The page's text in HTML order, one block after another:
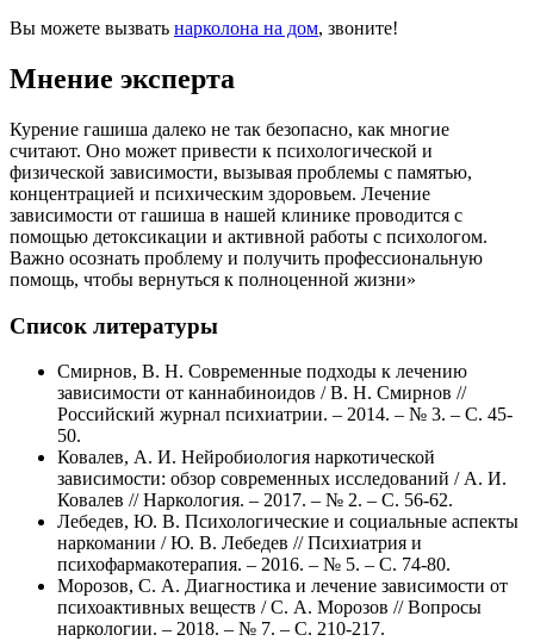
Вы можете вызвать нарколона на дом, звоните!
Мнение эксперта
Курение гашиша далеко не так безопасно, как многие
считают. Оно может привести к психологической и
физической зависимости, вызывая проблемы с памятью,
концентрацией и психическим здоровьем. Лечение
зависимости от гашиша в нашей клинике проводится с
помощью детоксикации и активной работы с психологом.
Важно осознать проблему и получить профессиональную
помощь, чтобы вернуться к полноценной жизни»
Список литературы
Смирнов, В. Н. Современные подходы к лечению
зависимости от каннабиноидов / В. Н. Смирнов //
Российский журнал психиатрии. – 2014. – № 3. – С. 45-
50.
Ковалев, А. И. Нейробиология наркотической
зависимости: обзор современных исследований / А. И.
Ковалев // Наркология. – 2017. – № 2. – С. 56-62.
Лебедев, Ю. В. Психологические и социальные аспекты
наркомании / Ю. В. Лебедев // Психиатрия и
психофармакотерапия. – 2016. – № 5. – С. 74-80.
Морозов, С. А. Диагностика и лечение зависимости от
психоактивных веществ / С. А. Морозов // Вопросы
наркологии. – 2018. – № 7. – С. 210-217.